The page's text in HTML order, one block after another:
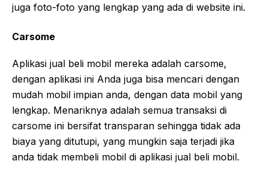
juga foto-foto yang lengkap yang ada di website ini.
Carsome
Aplikasi jual beli mobil mereka adalah carsome,
dengan aplikasi ini Anda juga bisa mencari dengan
mudah mobil impian anda, dengan data mobil yang
lengkap. Menariknya adalah semua transaksi di
carsome ini bersifat transparan sehingga tidak ada
biaya yang ditutupi, yang mungkin saja terjadi jika
anda tidak membeli mobil di aplikasi jual beli mobil.